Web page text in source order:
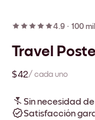
4.9 · 100
Travel
$42/ cada uno
Sin necesidad
Satisfacción